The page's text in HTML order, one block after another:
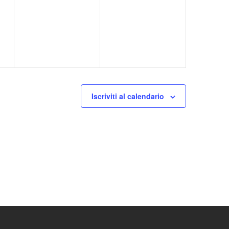
Iscriviti al calendario